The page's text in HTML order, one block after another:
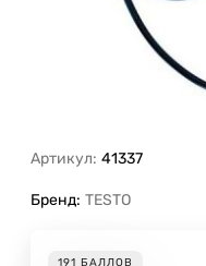
Артикул: 41337
Бренд: TESTO
191 БАЛЛОВ